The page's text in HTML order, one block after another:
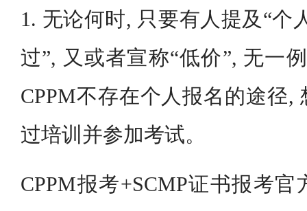
1. 无论何时, 只要有人提及“个
过”, 又或者宣称“低价”, 无一
CPPM不存在个人报名的途径,
过培训并参加考试。
CPPM报考+SCMP证书报考